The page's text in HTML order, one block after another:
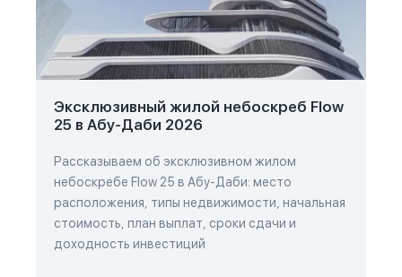
Эксклюзивный жилой небоскреб Flow
25 в Абу-Даби 2026
Рассказываем об эксклюзивном жилом
небоскребе Flow 25 в Абу-Даби: место
расположения, типы недвижимости, начальная
стоимость, план выплат, сроки сдачи и
доходность инвестиций